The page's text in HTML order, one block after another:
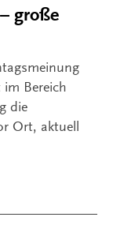
große
Bereich
die
Ort, aktuell